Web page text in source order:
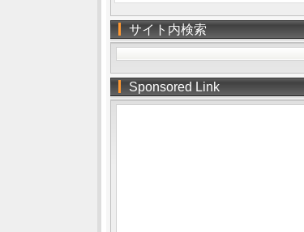
サイト内検索
Sponsored Link